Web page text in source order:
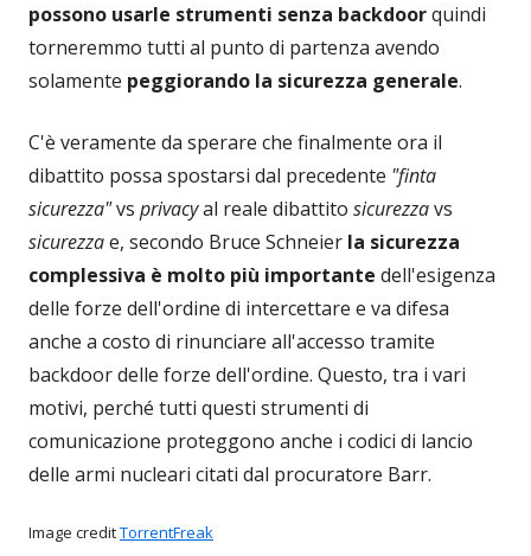
possono usarle strumenti senza backdoorquindi
torneremmo tutti al punto di partenza avendo
solamente peggiorando la sicurezza generale.
C'è veramente da sperare che finalmente ora il
dibattito possa spostarsi dal precedente "finta
sicurezza"vs privacyal reale dibattito sicurezzavs
sicurezzae, secondo Bruce Schneier la sicurezza
complessiva è molto più importante dell'esigenza
delle forze dell'ordine di intercettare e va difesa
anche a costo di rinunciare all'accesso tramite
backdoor delle forze dell'ordine. Questo, tra i vari
motivi, perché tutti questi strumenti di
comunicazione proteggono anche i codici di lancio
delle armi nucleari citati dal procuratore Barr.
Image creditTorrentFreak